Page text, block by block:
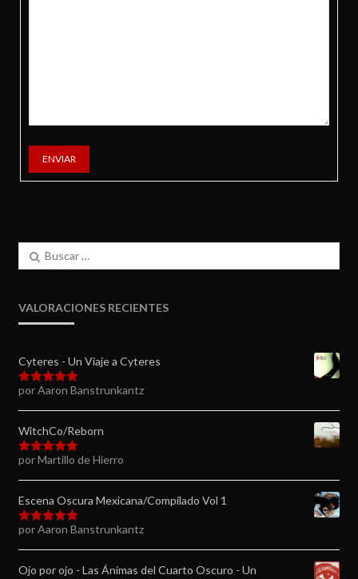
ENVIAR
Buscar:
VALORACIONES RECIENTES
Cyteres - Un Viaje a Cyteres
Valorado en
por Aaron Banstrunkantz
WitchCo/Reborn
Valorado en
por Martillo de Hierro
Escena Oscura Mexicana/Compilado Vol 1
Valorado en
por Aaron Banstrunkantz
Ojo por ojo - Las Ánimas del Cuarto Oscuro - Un